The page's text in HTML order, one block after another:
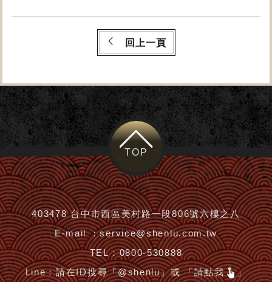
回上一頁
TOP
403478 台中市西區美村路一段806號六樓之八
E-mail ：service@shenlu.com.tw
TEL：0800-530888
Line：請在ID搜尋『@shenlu』或 「請點我 」